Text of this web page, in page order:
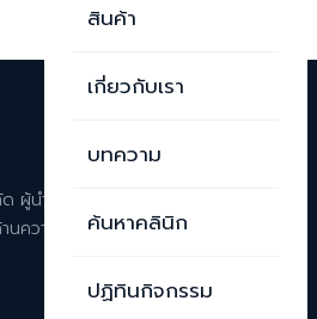
สินค้า
เกี่ยวกับเรา
บทความ
ค้นหาคลินิก
ปฏิทินกิจกรรม
นำเข้าและจัดจำหน่าย
ความงามระดับพรีเมียม